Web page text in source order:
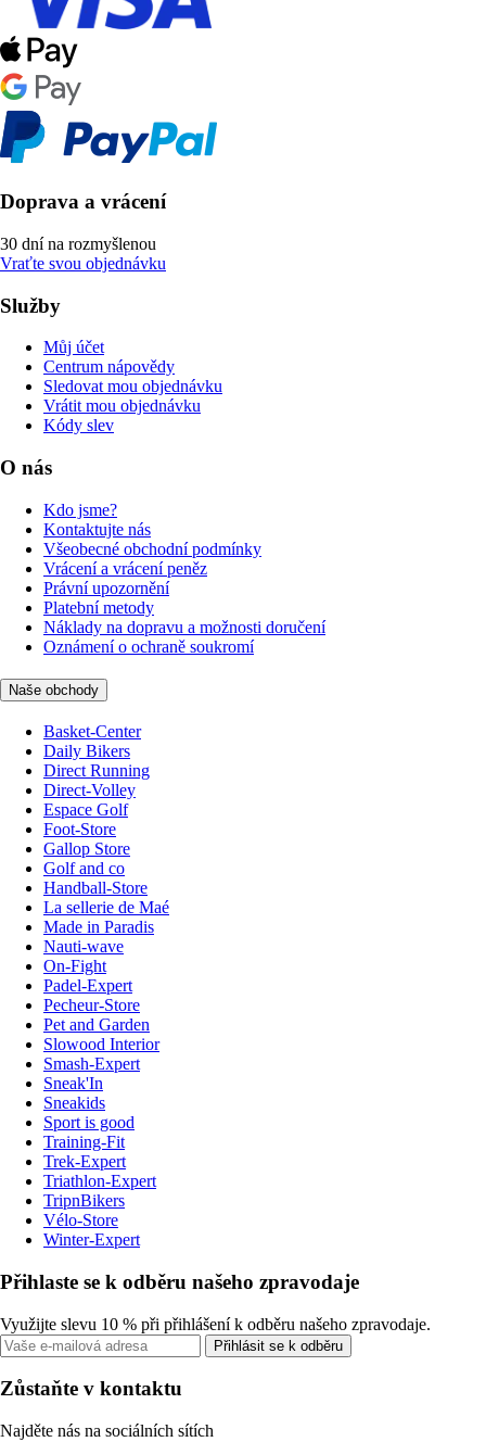
Doprava a vrácení
30 dní na rozmyšlenou
Vraťte svou objednávku
Služby
Můj účet
Centrum nápovědy
Sledovat mou objednávku
Vrátit mou objednávku
Kódy slev
O nás
Kdo jsme?
Kontaktujte nás
Všeobecné obchodní podmínky
Vrácení a vrácení peněz
Právní upozornění
Platební metody
Náklady na dopravu a možnosti doručení
Oznámení o ochraně soukromí
Naše obchody
Basket-Center
Daily Bikers
Direct Running
Direct-Volley
Espace Golf
Foot-Store
Gallop Store
Golf and co
Handball-Store
La sellerie de Maé
Made in Paradis
Nauti-wave
On-Fight
Padel-Expert
Pecheur-Store
Pet and Garden
Slowood Interior
Smash-Expert
Sneak'In
Sneakids
Sport is good
Training-Fit
Trek-Expert
Triathlon-Expert
TripnBikers
Vélo-Store
Winter-Expert
Přihlaste se k odběru našeho zpravodaje
Využijte slevu 10 % při přihlášení k odběru našeho zpravodaje.
Přihlásit se k odběru
Zůstaňte v kontaktu
Najděte nás na sociálních sítích